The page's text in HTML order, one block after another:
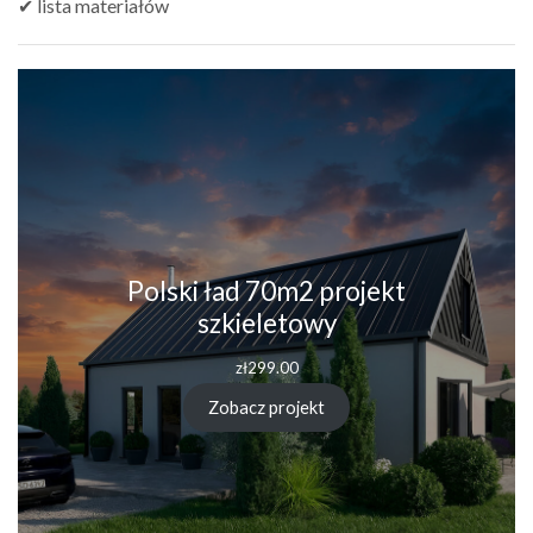
✔ lista materiałów
Polski ład 70m2 projekt
szkieletowy
zł299.00
Zobacz projekt